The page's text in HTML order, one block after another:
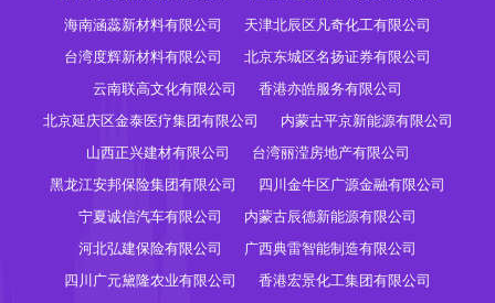
海南涵蕊新材料有限公司
天津北辰区凡奇化工有限公司
台湾度辉新材料有限公司
北京东城区名扬证券有限公司
云南联高文化有限公司
香港亦皓服务有限公司
北京延庆区金泰医疗集团有限公司
内蒙古平京新能源有限公司
山西正兴建材有限公司
台湾丽滢房地产有限公司
黑龙江安邦保险集团有限公司
四川金牛区广源金融有限公司
宁夏诚信汽车有限公司
内蒙古辰德新能源有限公司
河北弘建保险有限公司
广西典雷智能制造有限公司
四川广元黛隆农业有限公司
香港宏景化工集团有限公司